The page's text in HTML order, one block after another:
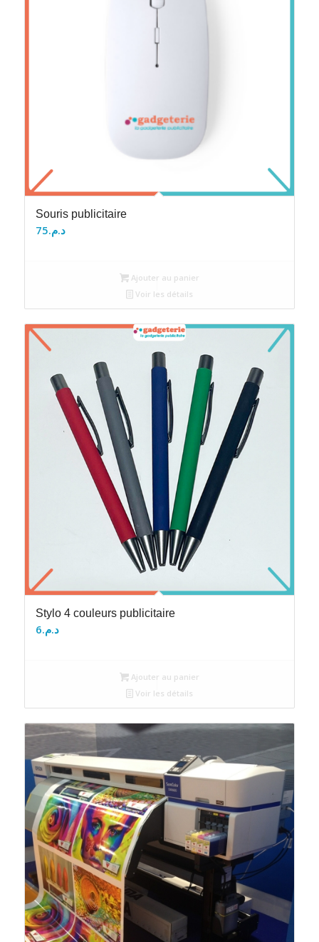
Souris publicitaire
د.م.75
Ajouter au panier
Voir les détails
Stylo 4 couleurs publicitaire
د.م.6
Ajouter au panier
Voir les détails